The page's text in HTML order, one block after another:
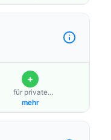
+
für private
Bereich der Kranken-
versicherung (nach
mehr